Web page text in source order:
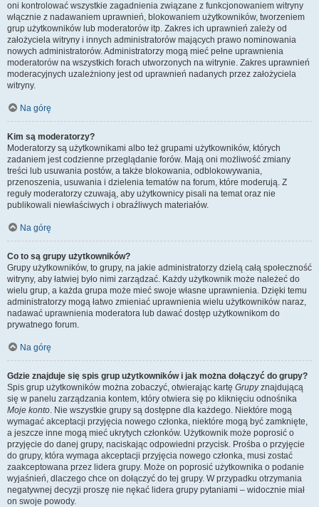
oni kontrolować wszystkie zagadnienia związane z funkcjonowaniem witryny
włącznie z nadawaniem uprawnień, blokowaniem użytkowników, tworzeniem
grup użytkowników lub moderatorów itp. Zakres ich uprawnień zależy od
założyciela witryny i innych administratorów mających prawo nominowania
nowych administratorów. Administratorzy mogą mieć pełne uprawnienia
moderatorów na wszystkich forach utworzonych na witrynie. Zakres uprawnień
moderacyjnych uzależniony jest od uprawnień nadanych przez założyciela
witryny.
Na górę
Kim są moderatorzy?
Moderatorzy są użytkownikami albo też grupami użytkowników, których
zadaniem jest codzienne przeglądanie forów. Mają oni możliwość zmiany
treści lub usuwania postów, a także blokowania, odblokowywania,
przenoszenia, usuwania i dzielenia tematów na forum, które moderują. Z
reguły moderatorzy czuwają, aby użytkownicy pisali na temat oraz nie
publikowali niewłaściwych i obraźliwych materiałów.
Na górę
Co to są grupy użytkowników?
Grupy użytkowników, to grupy, na jakie administratorzy dzielą całą społeczność
witryny, aby łatwiej było nimi zarządzać. Każdy użytkownik może należeć do
wielu grup, a każda grupa może mieć swoje własne uprawnienia. Dzięki temu
administratorzy mogą łatwo zmieniać uprawnienia wielu użytkowników naraz,
nadawać uprawnienia moderatora lub dawać dostęp użytkownikom do
prywatnego forum.
Na górę
Gdzie znajduje się spis grup użytkowników i jak można dołączyć do grupy?
Spis grup użytkowników można zobaczyć, otwierając kartę Grupyznajdującą
się w panelu zarządzania kontem, który otwiera się po kliknięciu odnośnika
Moje konto. Nie wszystkie grupy są dostępne dla każdego. Niektóre mogą
wymagać akceptacji przyjęcia nowego członka, niektóre mogą być zamknięte,
a jeszcze inne mogą mieć ukrytych członków. Użytkownik może poprosić o
przyjęcie do danej grupy, naciskając odpowiedni przycisk. Prośba o przyjęcie
do grupy, która wymaga akceptacji przyjęcia nowego członka, musi zostać
zaakceptowana przez lidera grupy. Może on poprosić użytkownika o podanie
wyjaśnień, dlaczego chce on dołączyć do tej grupy. W przypadku otrzymania
negatywnej decyzji proszę nie nękać lidera grupy pytaniami – widocznie miał
on swoje powody.